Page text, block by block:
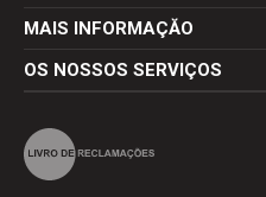
MAIS INFORMAÇĂO
OS NOSSOS SERVIÇOS